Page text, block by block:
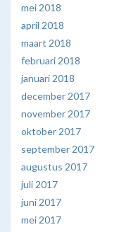
mei 2018
april 2018
maart 2018
februari 2018
januari 2018
december 2017
november 2017
oktober 2017
september 2017
augustus 2017
juli 2017
juni 2017
mei 2017